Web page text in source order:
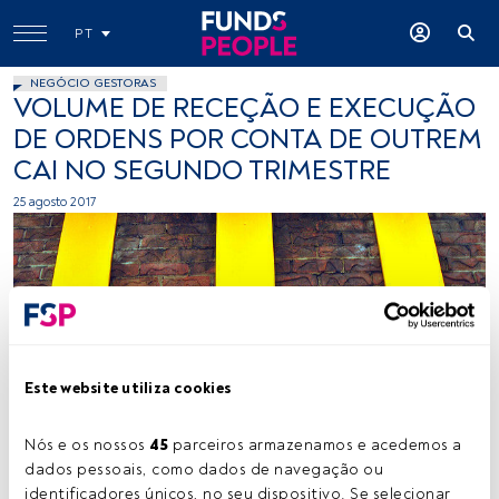
Este website utiliza cookies
Nós e os nossos 45 parceiros armazenamos e acedemos a
dados pessoais, como dados de navegação ou
identificadores únicos, no seu dispositivo. Se selecionar
PT
NEGÓCIO GESTORAS
VOLUME DE RECEÇÃO E EXECUÇÃO
DE ORDENS POR CONTA DE OUTREM
CAI NO SEGUNDO TRIMESTRE
25 agosto 2017
Tempo de leitura:2 min.